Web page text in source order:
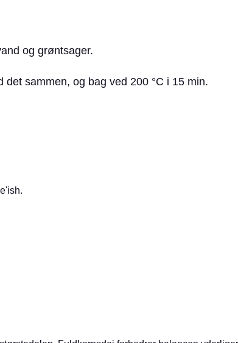
og grøntsager.
sammen, og bag ved 200 °C i 15 min.